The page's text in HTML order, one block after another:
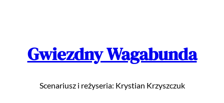
Gwiezdny Wagabunda
Scenariusz i reżyseria: Krystian Krzyszczuk